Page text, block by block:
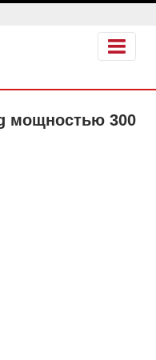
мощностью 300